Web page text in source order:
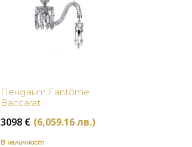
Купи
Пендант Fantôme
Baccarat
3098 € (6,059.16 лв.)
В наличност